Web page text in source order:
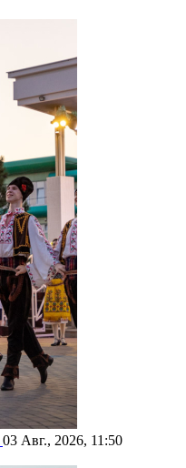
03 Авг., 2026, 11:50